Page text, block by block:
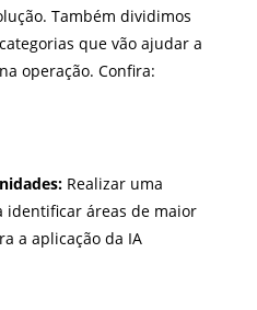
Também dividimos
que vão ajudar a
operação. Confira:
Realizar uma
identificar áreas de maior
a aplicação da IA